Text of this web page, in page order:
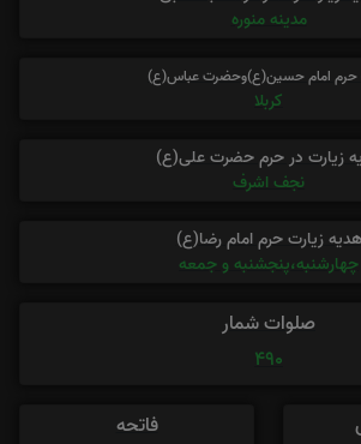
مدینه منوره
حرم امام حسین(ع)وحضرت عباس(ع)
کربلا
زیارت در حرم حضرت علی(ع)
نجف اشرف
هدیه زیارت حرم امام رضا(ع)
چهارشنبه،پنجشنبه و جمعه
صلوات شمار
490
فاتحه